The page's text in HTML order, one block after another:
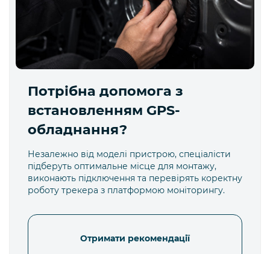
Потрібна допомога з
встановленням GPS-
обладнання?
Незалежно від моделі пристрою, спеціалісти
підберуть оптимальне місце для монтажу,
виконають підключення та перевірять коректну
роботу трекера з платформою моніторингу.
Отримати рекомендації